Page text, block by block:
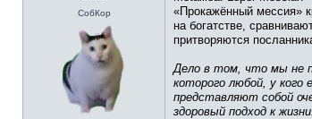
СобКор
«Прокажённый мессия»
на богатстве,
притворяются
Дело в том, что мы не
которого любой, у
представляют собой
здоровый подход к